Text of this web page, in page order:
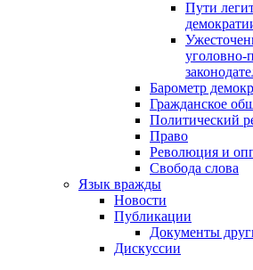
Пути
уголовно-
Барометр
Гражданское
Политический
Право
Революция и
Свобода слова
Язык вражды
Новости
Публикации
Документы
Дискуссии